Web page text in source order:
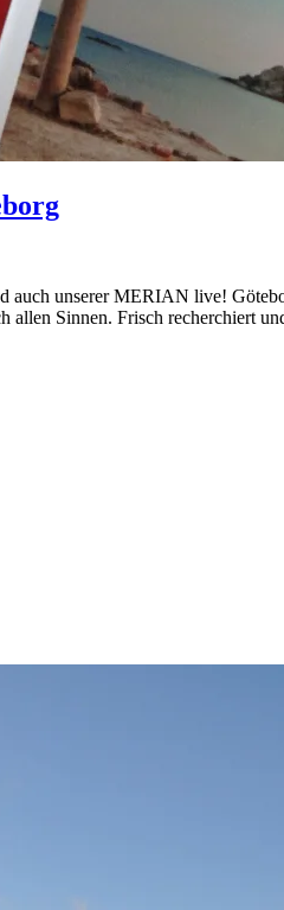
auch unserer MERIAN live!
Sinnen. Frisch recherchiert